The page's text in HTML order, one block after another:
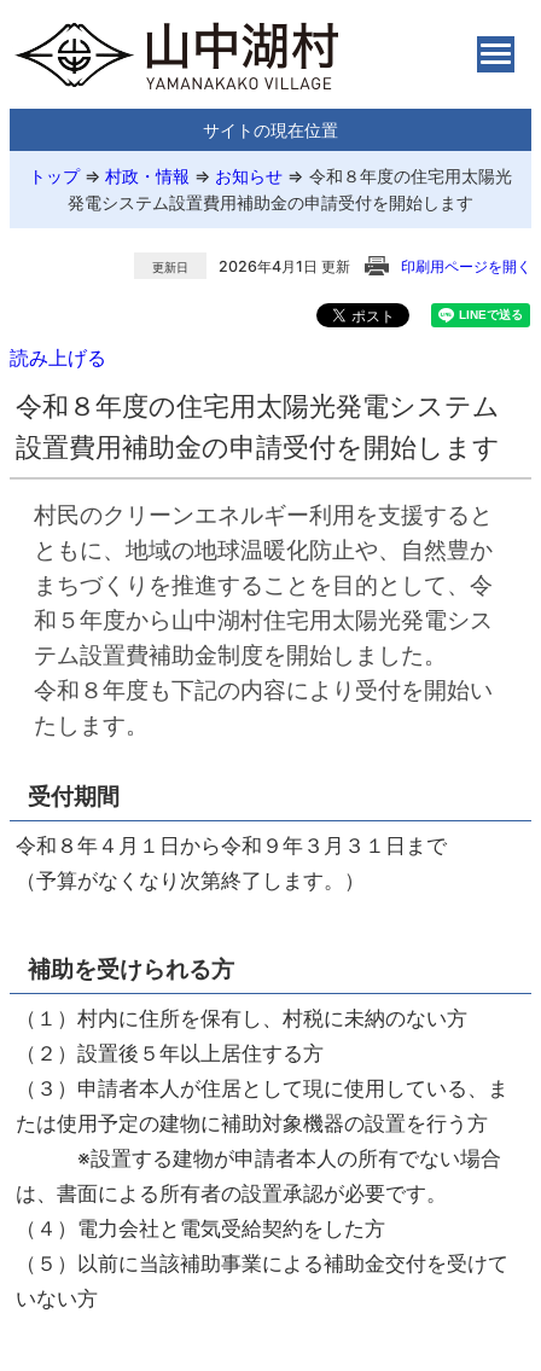
サイトの現在位置
トップ⇒ 村政・情報 ⇒ お知らせ ⇒ 令和８年度の住宅用太陽光
発電システム設置費用補助金の申請受付を開始します
更新日 2026年4月1日 更新 印刷用ページを開く
読み上げる
令和８年度の住宅用太陽光発電システム
設置費用補助金の申請受付を開始します
村民のクリーンエネルギー利用を支援すると
ともに、地域の地球温暖化防止や、自然豊か
まちづくりを推進することを目的として、令
和５年度から山中湖村住宅用太陽光発電シス
テム設置費補助金制度を開始しました。
令和８年度も下記の内容により受付を開始い
たします。
受付期間
令和８年４月１日から令和９年３月３１日まで
（予算がなくなり次第終了します。）
補助を受けられる方
（１）村内に住所を保有し、村税に未納のない方
（２）設置後５年以上居住する方
（３）申請者本人が住居として現に使用している、ま
たは使用予定の建物に補助対象機器の設置を行う方
※設置する建物が申請者本人の所有でない場合
は、書面による所有者の設置承認が必要です。
（４）電力会社と電気受給契約をした方
（５）以前に当該補助事業による補助金交付を受けて
いない方